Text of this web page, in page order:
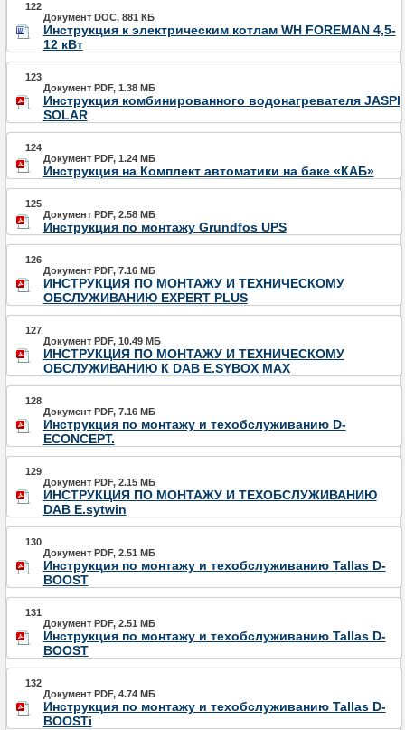
122
Документ DOC, 881 КБ
Инструкция к электрическим котлам WH FOREMAN 4,5-
12 кВт
123
Документ PDF, 1.38 МБ
Инструкция комбинированного водонагревателя JASPI
SOLAR
124
Документ PDF, 1.24 МБ
Инструкция на Комплект автоматики на баке «КАБ»
125
Документ PDF, 2.58 МБ
Инструкция по монтажу Grundfos UPS
126
Документ PDF, 7.16 МБ
ИНСТРУКЦИЯ ПО МОНТАЖУ И ТЕХНИЧЕСКОМУ
ОБСЛУЖИВАНИЮ EXPERT PLUS
127
Документ PDF, 10.49 МБ
ИНСТРУКЦИЯ ПО МОНТАЖУ И ТЕХНИЧЕСКОМУ
ОБСЛУЖИВАНИЮ К DAB E.SYBOX MAX
128
Документ PDF, 7.16 МБ
Инструкция по монтажу и техобслуживанию D-
ECONCEPT.
129
Документ PDF, 2.15 МБ
ИНСТРУКЦИЯ ПО МОНТАЖУ И ТЕХОБСЛУЖИВАНИЮ
DAB E.sytwin
130
Документ PDF, 2.51 МБ
Инструкция по монтажу и техобслуживанию Tallas D-
BOOST
131
Документ PDF, 2.51 МБ
Инструкция по монтажу и техобслуживанию Tallas D-
BOOST
132
Документ PDF, 4.74 МБ
Инструкция по монтажу и техобслуживанию Tallas D-
BOOSTi